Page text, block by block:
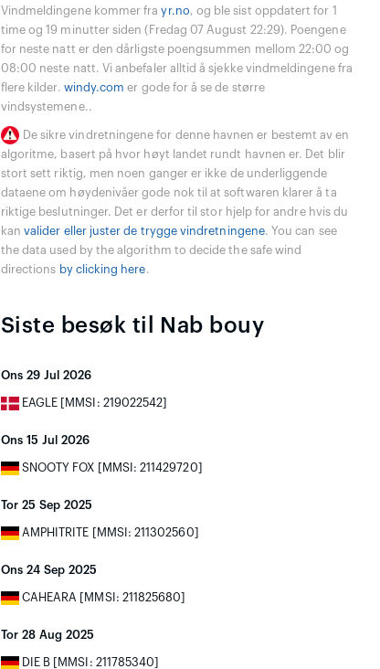
Vindmeldingene kommer frayr.no, og ble sist oppdatert for 1
time og 19 minutter siden (Fredag 07 August 22:29). Poengene
for neste natt er den dårligste poengsummen mellom 22:00 og
08:00 neste natt. Vi anbefaler alltid å sjekke vindmeldingene fra
flere kilder. windy.com er gode for å se de større
vindsystemene..
De sikre vindretningene for denne havnen er bestemt av en
algoritme, basert på hvor høyt landet rundt havnen er. Det blir
stort sett riktig, men noen ganger er ikke de underliggende
dataene om høydenivåer gode nok til at softwaren klarer å ta
riktige beslutninger. Det er derfor til stor hjelp for andre hvis du
kanvalider eller juster de trygge vindretningene. You can see
the data used by the algorithm to decide the safe wind
directions by clicking here.
Siste besøk til Nab bouy
Ons 29 Jul 2026
EAGLE [MMSI: 219022542]
Ons 15 Jul 2026
SNOOTY FOX [MMSI: 211429720]
Tor 25 Sep 2025
AMPHITRITE [MMSI: 211302560]
Ons 24 Sep 2025
CAHEARA [MMSI: 211825680]
Tor 28 Aug 2025
DIE B [MMSI: 211785340]